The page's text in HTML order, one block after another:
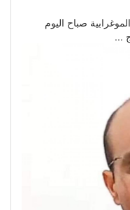
صباح اليوم
...